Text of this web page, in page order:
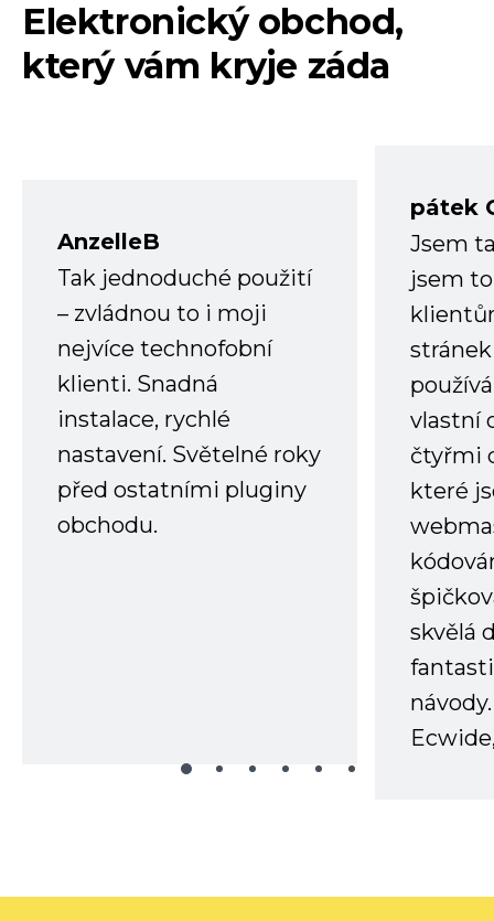
Elektronický obchod,
který vám kryje záda
AnzelleB
Tak jednoduché použití
– zvládnou to i moji
nejvíce technofobní
klienti. Snadná
instalace, rychlé
nastavení. Světelné roky
před ostatními pluginy
obchodu.
pátek
Jsem
jsem
vlastní
čtyřmi
které
skvělá